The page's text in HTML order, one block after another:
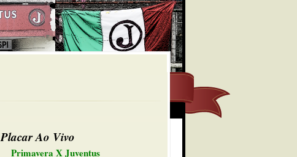
Placar Ao Vivo
Primavera X Juventus